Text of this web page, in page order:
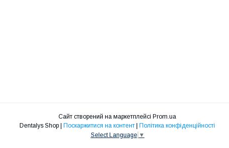
Сайт створений на маркетплейсі Prom.ua
Поскаржитися на контент
Політика конфіденційності
Select Language ▼